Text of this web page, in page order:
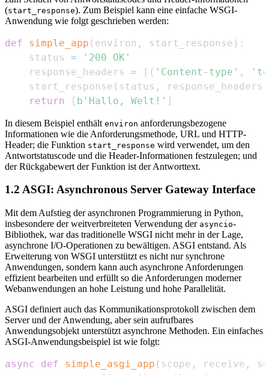
(start_response). Zum Beispiel kann eine einfache WSGI-
Anwendung wie folgt geschrieben werden:
def simple_app ( environ , start_response ) :
    status
=
'200 OK'
    response_headers
= [ ( 'Content-type' ,
    start_response
( status , response_headers
return
[ b'Hallo, Welt!' ]
In diesem Beispiel enthält environ anforderungsbezogene
Informationen wie die Anforderungsmethode, URL und HTTP-
Header; die Funktion start_response wird verwendet, um den
Antwortstatuscode und die Header-Informationen festzulegen; und
der Rückgabewert der Funktion ist der Antworttext.
1.2 ASGI: Asynchronous Server Gateway Interface
Mit dem Aufstieg der asynchronen Programmierung in Python,
insbesondere der weitverbreiteten Verwendung der asyncio-
Bibliothek, war das traditionelle WSGI nicht mehr in der Lage,
asynchrone I/O-Operationen zu bewältigen. ASGI entstand. Als
Erweiterung von WSGI unterstützt es nicht nur synchrone
Anwendungen, sondern kann auch asynchrone Anforderungen
effizient bearbeiten und erfüllt so die Anforderungen moderner
Webanwendungen an hohe Leistung und hohe Parallelität.
ASGI definiert auch das Kommunikationsprotokoll zwischen dem
Server und der Anwendung, aber sein aufrufbares
Anwendungsobjekt unterstützt asynchrone Methoden. Ein einfaches
ASGI-Anwendungsbeispiel ist wie folgt:
async def simple_asgi_app ( scope , receive ,